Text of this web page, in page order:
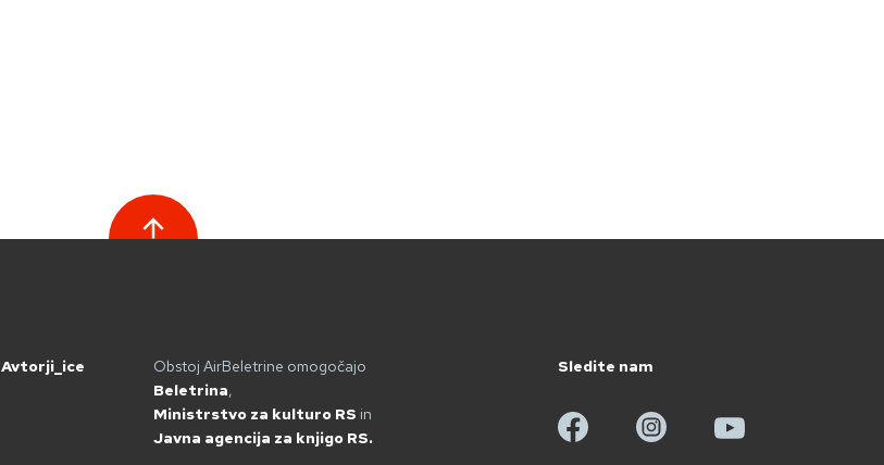
Avtorji_ice
Obstoj AirBeletrine omogočajo
Beletrina,
Ministrstvo za kulturo RS in
Javna agencija za knjigo RS.
Sledite nam